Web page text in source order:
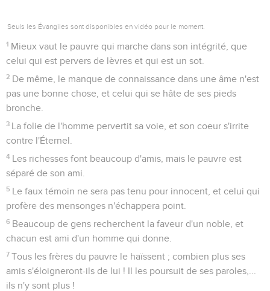
Seuls les Évangiles sont disponibles en vidéo pour le moment.
1 Mieux vaut le pauvre qui marche dans son intégrité, que
celui qui est pervers de lèvres et qui est un sot.
2 De même, le manque de connaissance dans une âme n'est
pas une bonne chose, et celui qui se hâte de ses pieds
bronche.
3 La folie de l'homme pervertit sa voie, et son coeur s'irrite
contre l'Éternel.
4 Les richesses font beaucoup d'amis, mais le pauvre est
séparé de son ami.
5 Le faux témoin ne sera pas tenu pour innocent, et celui qui
profère des mensonges n'échappera point.
6 Beaucoup de gens recherchent la faveur d'un noble, et
chacun est ami d'un homme qui donne.
7 Tous les frères du pauvre le haïssent ; combien plus ses
amis s'éloigneront-ils de lui ! Il les poursuit de ses paroles,...
ils n'y sont plus !